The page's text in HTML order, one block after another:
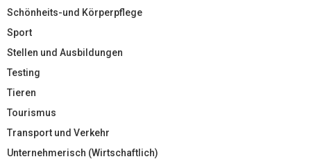
Schönheits-und Körperpflege
Sport
Stellen und Ausbildungen
Testing
Tieren
Tourismus
Transport und Verkehr
Unternehmerisch (Wirtschaftlich)